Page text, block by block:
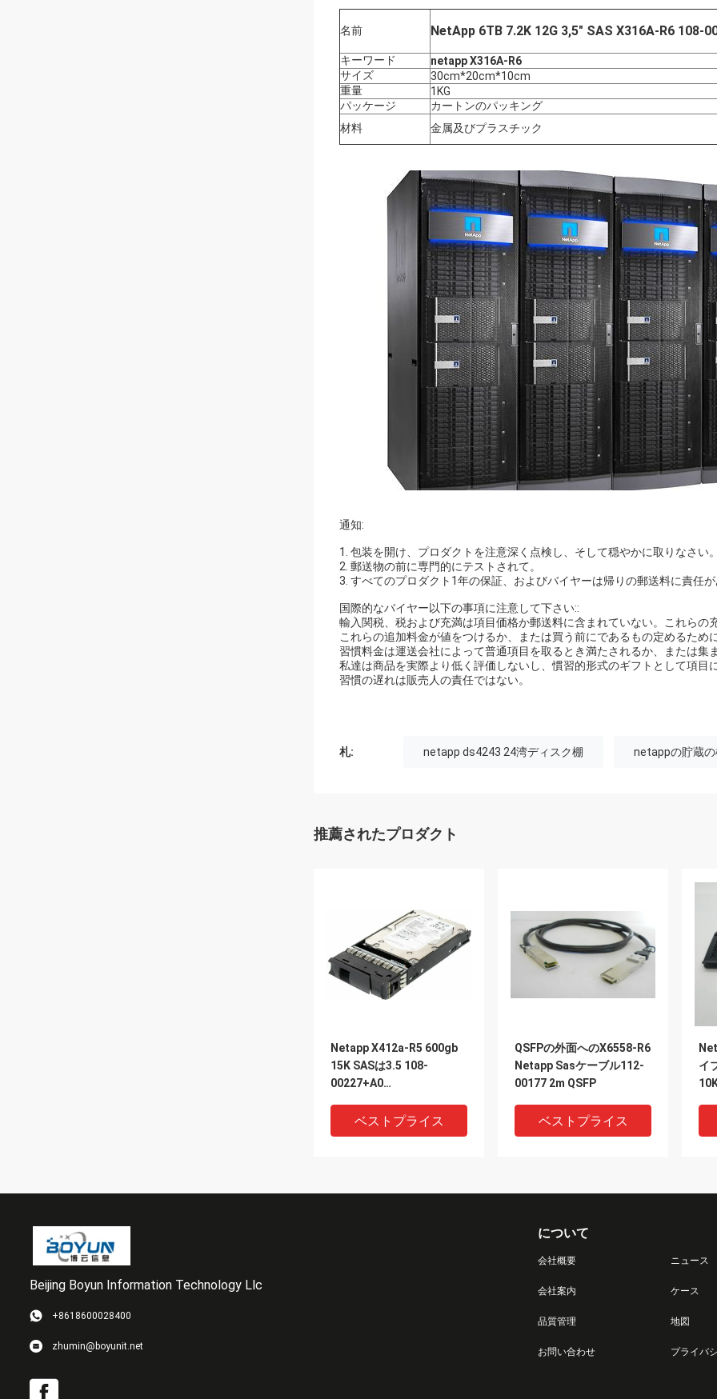
名前 NetApp 6TB 7.2K 12G 3,5" SAS X316A-R6 108-
キーワード
netapp X316A-R6
サイズ
30cm*20cm*10cm
重量
1KG
パッケージ
カートンのパッキング
材料
金属及びプラスチック
通知:
1. 包装を開け、プロダクトを注意深く点検し、そして穏やかに取りなさい。
2. 郵送物の前に専門的にテストされて。
3. すべてのプロダクト1年の保証、およびバイヤーは帰りの郵送料に責任が
国際的なバイヤー以下の事項に注意して下さい::
輸入関税、税および充満は項目価格か郵送料に含まれていない。これらの
これらの追加料金が値をつけるか、または買う前にであるもの定めるため
習慣料金は運送会社によって普通項目を取るとき満たされるか、または集
私達は商品を実際より低く評価しないし、慣習的形式のギフトとして項目
習慣の遅れは販売人の責任ではない。
札: netapp ds4243 24湾ディスク棚 netappの貯蔵
推薦されたプロダクト
Netapp X412a-R5 600gb
15K SASは3.5 108-
00227+A0
ベストプライス
QSFPの外面へのX6558-R6
Netapp Sasケーブル112-
00177 2m QSFP
ベストプライス
イ
X90-412B-R6 Netapp
Beijing Boyun Information Technology Llc
+8618600028400
zhumin@boyunit.net
について
会社概要
会社案内
品質管理
お問い合わせ
ニュース
ケース
地図
プライバ